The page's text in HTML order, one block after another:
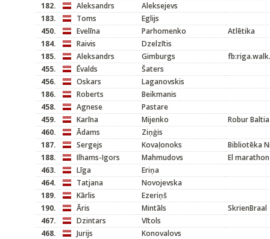
182.
Aleksandrs
Aleksejevs
183.
Toms
Eglijs
450.
Evelīna Parhomenko
Atlētika
184.
Raivis
Dzelzītis
185.
Aleksandrs Gimburgs
455.
Ēvalds
Šaters
456.
Oskars
Laganovskis
186.
Roberts
Beikmanis
458.
Agnese
Pastare
459.
Karīna Mijenko
Robur Baltia
460.
Ādams
Ziņģis
187.
Sergejs Kovaļonoks
Bibliotēka
188.
Ilhams-Igors Mahmudovs
El marathon
463.
Līga
Eriņa
464.
Tatjana
Novojevska
189.
Kārlis
Ezeriņš
190.
Āris Mintāls
SkrienBraal
467.
Dzintars
Vītols
468.
Jurijs
Konovalovs